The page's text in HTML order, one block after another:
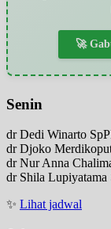
🚀
Senin
dr Dedi Winarto
dr Djoko
dr Nur Anna
dr Shila Lupiyatama
✨ Lihat jadwal